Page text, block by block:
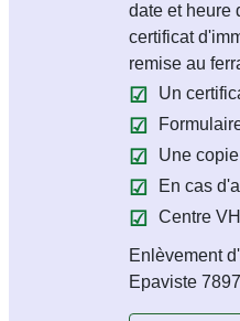
date et heure
certificat
remise au
Un
Une
En cas
Centre
Enlèvement
Epaviste